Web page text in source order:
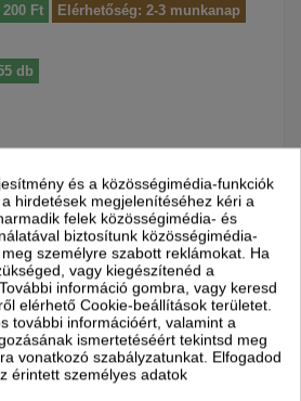
Ft Elérhetőség: 2-3 munkanap
db
Kosárba
és a közösségimédia-funkciók
hirdetések megjelenítéséhez kéri a
felek közösségimédia- és
biztosítunk közösségimédia-
személyre szabott reklámokat. Ha
vagy kiegészítenéd a
információ gombra, vagy keresd
elérhető Cookie-beállítások területet.
további információért, valamint a
ismertetéséért tekintsd meg
vonatkozó szabályzatunkat. Elfogadod
érintett személyes adatok